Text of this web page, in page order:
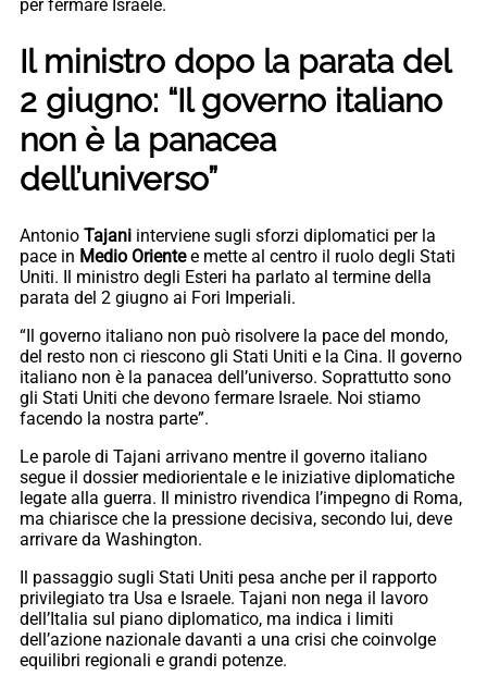
per fermare Israele.
Il ministro dopo la parata del
2 giugno: “Il governo italiano
non è la panacea
dell’universo”
Antonio Tajani interviene sugli sforzi diplomatici per la
pace in Medio Orientee mette al centro il ruolo degli Stati
Uniti. Il ministro degli Esteri ha parlato al termine della
parata del 2 giugno ai Fori Imperiali.
“Il governo italiano non può risolvere la pace del mondo,
del resto non ci riescono gli Stati Uniti e la Cina. Il governo
italiano non è la panacea dell’universo. Soprattutto sono
gli Stati Uniti che devono fermare Israele. Noi stiamo
facendo la nostra parte”.
Le parole di Tajani arrivano mentre il governo italiano
segue il dossier mediorientale e le iniziative diplomatiche
legate alla guerra. Il ministro rivendica l’impegno di Roma,
ma chiarisce che la pressione decisiva, secondo lui, deve
arrivare da Washington.
Il passaggio sugli Stati Uniti pesa anche per il rapporto
privilegiato tra Usa e Israele. Tajani non nega il lavoro
dell’Italia sul piano diplomatico, ma indica i limiti
dell’azione nazionale davanti a una crisi che coinvolge
equilibri regionali e grandi potenze.